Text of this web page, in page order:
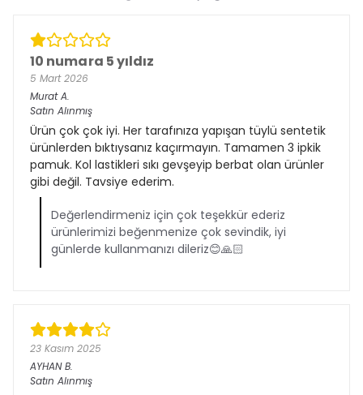
10 numara 5 yıldız
5 Mart 2026
Murat A.
Satın Alınmış
Ürün çok çok iyi. Her tarafınıza yapışan tüylü sentetik
ürünlerden bıktıysanız kaçırmayın. Tamamen 3 ipkik
pamuk. Kol lastikleri sıkı gevşeyip berbat olan ürünler
gibi değil. Tavsiye ederim.
Değerlendirmeniz için çok teşekkür ederiz
ürünlerimizi beğenmenize çok sevindik, iyi
günlerde kullanmanızı dileriz😊🙏🏻
23 Kasım 2025
AYHAN B.
Satın Alınmış